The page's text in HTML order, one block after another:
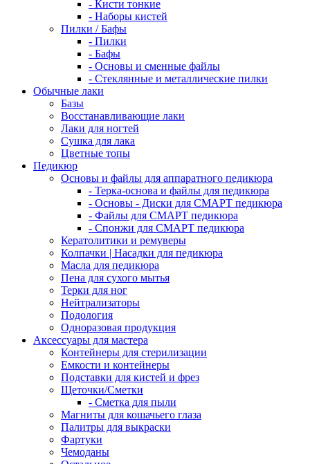
- Кисти тонкие
- Наборы кистей
Пилки / Бафы
- Пилки
- Бафы
- Основы и сменные файлы
- Стеклянные и металлические пилки
Обычные лаки
Базы
Восстанавливающие лаки
Лаки для ногтей
Сушка для лака
Цветные топы
Педикюр
Основы и файлы для аппаратного педикюра
- Терка-основа и файлы для педикюра
- Основы - Диски для СМАРТ педикюра
- Файлы для СМАРТ педикюра
- Спонжи для СМАРТ педикюра
Кератолитики и ремуверы
Колпачки | Насадки для педикюра
Масла для педикюра
Пена для сухого мытья
Терки для ног
Нейтрализаторы
Подология
Одноразовая продукция
Аксессуары для мастера
Контейнеры для стерилизации
Емкости и контейнеры
Подставки для кистей и фрез
Щеточки/Сметки
- Сметка для пыли
Магниты для кошачьего глаза
Палитры для выкраски
Фартуки
Чемоданы